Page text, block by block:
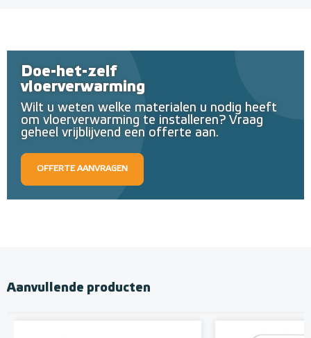
Doe-het-zelf
vloerverwarming
Wilt u weten welke materialen u nodig heeft
om vloerverwarming te installeren? Vraag
geheel vrijblijvend een offerte aan.
OFFERTE AANVRAGEN
Aanvullende producten